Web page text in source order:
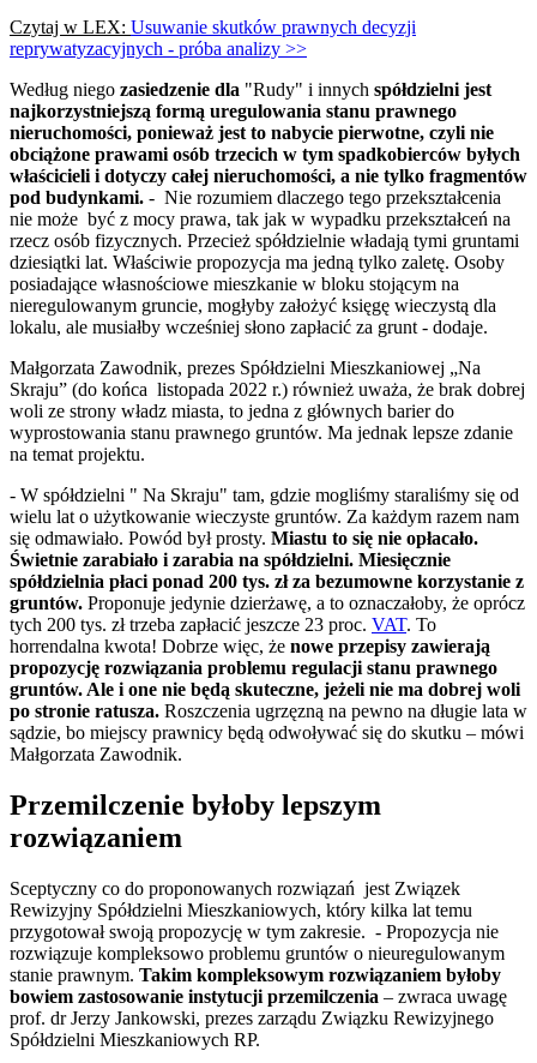
Czytaj w LEX: Usuwanie skutków prawnych decyzji
reprywatyzacyjnych - próba analizy >>
Według niego zasiedzenie dla "Rudy" i innych spółdzielni jest
najkorzystniejszą formą uregulowania stanu prawnego
nieruchomości, ponieważ jest to nabycie pierwotne, czyli nie
obciążone prawami osób trzecich w tym spadkobierców byłych
właścicieli i dotyczy całej nieruchomości, a nie tylko fragmentów
pod budynkami. - Nie rozumiem dlaczego tego przekształcenia
nie może być z mocy prawa, tak jak w wypadku przekształceń na
rzecz osób fizycznych. Przecież spółdzielnie władają tymi gruntami
dziesiątki lat. Właściwie propozycja ma jedną tylko zaletę. Osoby
posiadające własnościowe mieszkanie w bloku stojącym na
nieregulowanym gruncie, mogłyby założyć księgę wieczystą dla
lokalu, ale musiałby wcześniej słono zapłacić za grunt - dodaje.
Małgorzata Zawodnik, prezes Spółdzielni Mieszkaniowej „Na
Skraju” (do końca listopada 2022 r.) również uważa, że brak dobrej
woli ze strony władz miasta, to jedna z głównych barier do
wyprostowania stanu prawnego gruntów. Ma jednak lepsze zdanie
na temat projektu.
- W spółdzielni " Na Skraju" tam, gdzie mogliśmy staraliśmy się od
wielu lat o użytkowanie wieczyste gruntów. Za każdym razem nam
się odmawiało. Powód był prosty. Miastu to się nie opłacało.
Świetnie zarabiało i zarabia na spółdzielni. Miesięcznie
spółdzielnia płaci ponad 200 tys. zł za bezumowne korzystanie z
gruntów. Proponuje jedynie dzierżawę, a to oznaczałoby, że oprócz
tych 200 tys. zł trzeba zapłacić jeszcze 23 proc. VAT. To
horrendalna kwota! Dobrze więc, że nowe przepisy zawierają
propozycję rozwiązania problemu regulacji stanu prawnego
gruntów. Ale i one nie będą skuteczne, jeżeli nie ma dobrej woli
po stronie ratusza. Roszczenia ugrzęzną na pewno na długie lata w
sądzie, bo miejscy prawnicy będą odwoływać się do skutku – mówi
Małgorzata Zawodnik.
Przemilczenie byłoby lepszym
rozwiązaniem
Sceptyczny co do proponowanych rozwiązań jest Związek
Rewizyjny Spółdzielni Mieszkaniowych, który kilka lat temu
przygotował swoją propozycję w tym zakresie. - Propozycja nie
rozwiązuje kompleksowo problemu gruntów o nieuregulowanym
stanie prawnym. Takim kompleksowym rozwiązaniem byłoby
bowiem zastosowanie instytucji przemilczenia – zwraca uwagę
prof. dr Jerzy Jankowski, prezes zarządu Związku Rewizyjnego
Spółdzielni Mieszkaniowych RP.